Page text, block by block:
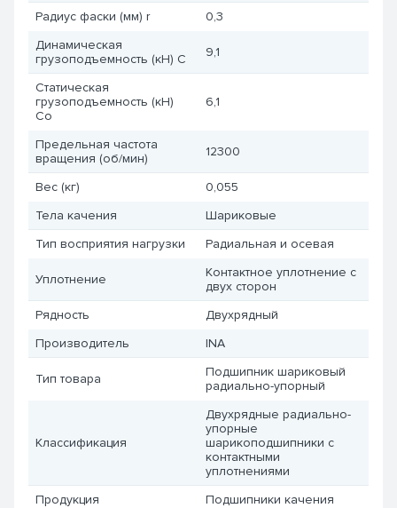
Радиус фаски (мм) r
0,3
Динамическая
грузоподъемность (кН) C
9,1
Статическая
грузоподъемность (кН)
Co
6,1
Предельная частота
вращения (об/мин)
12300
Вес (кг)
0,055
Тела качения
Шариковые
Тип восприятия нагрузки
Радиальная и осевая
Уплотнение
Контактное уплотнение с
двух сторон
Рядность
Двухрядный
Производитель
INA
Тип товара
Подшипник шариковый
радиально-упорный
Классификация
Двухрядные радиально-
упорные
шарикоподшипники с
контактными
уплотнениями
Продукция
Подшипники качения